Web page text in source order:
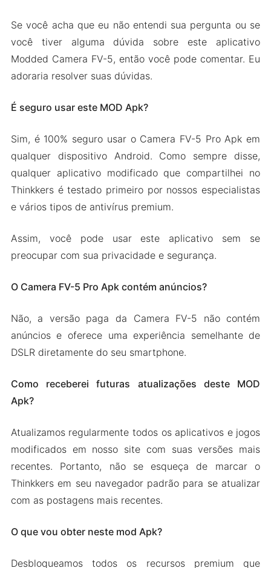
Se você acha que eu não entendi sua pergunta ou se
você tiver alguma dúvida sobre este aplicativo
Modded Camera FV-5, então você pode comentar. Eu
adoraria resolver suas dúvidas.
É seguro usar este MOD Apk?
Sim, é 100% seguro usar o Camera FV-5 Pro Apk em
qualquer dispositivo Android. Como sempre disse,
qualquer aplicativo modificado que compartilhei no
Thinkkers é testado primeiro por nossos especialistas
e vários tipos de antivírus premium.
Assim, você pode usar este aplicativo sem se
preocupar com sua privacidade e segurança.
O Camera FV-5 Pro Apk contém anúncios?
Não, a versão paga da Camera FV-5 não contém
anúncios e oferece uma experiência semelhante de
DSLR diretamente do seu smartphone.
Como receberei futuras atualizações deste MOD
Apk?
Atualizamos regularmente todos os aplicativos e jogos
modificados em nosso site com suas versões mais
recentes. Portanto, não se esqueça de marcar o
Thinkkers em seu navegador padrão para se atualizar
com as postagens mais recentes.
O que vou obter neste mod Apk?
Desbloqueamos todos os recursos premium que